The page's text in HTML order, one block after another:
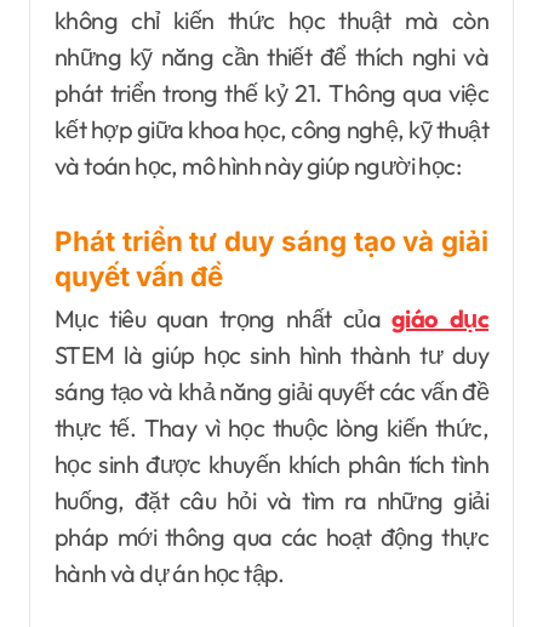
không chỉ kiến thức học thuật mà còn
những kỹ năng cần thiết để thích nghi và
phát triển trong thế kỷ 21. Thông qua việc
kết hợp giữa khoa học, công nghệ, kỹ thuật
và toán học, mô hình này giúp người học:
Phát triển tư duy sáng tạo và giải
quyết vấn đề
Mục tiêu quan trọng nhất củagiáo dục
STEM là giúp học sinh hình thành tư duy
sáng tạo và khả năng giải quyết các vấn đề
thực tế. Thay vì học thuộc lòng kiến thức,
học sinh được khuyến khích phân tích tình
huống, đặt câu hỏi và tìm ra những giải
pháp mới thông qua các hoạt động thực
hành và dự án học tập.